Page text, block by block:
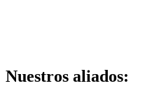
Nuestros aliados: